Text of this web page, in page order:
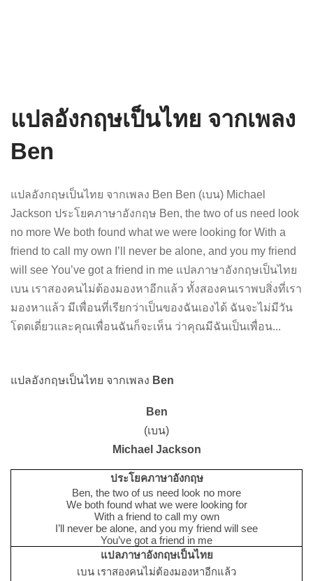
แปลอังกฤษเป็นไทย จากเพลง
Ben
แปลอังกฤษเป็นไทย จากเพลง Ben Ben (เบน) Michael
Jackson ประโยคภาษาอังกฤษ Ben, the two of us need look
no more We both found what we were looking for With a
friend to call my own I’ll never be alone, and you my friend
will see You’ve got a friend in me แปลภาษาอังกฤษเป็นไทย
เบน เราสองคนไม่ต้องมองหาอีกแล้ว ทั้งสองคนเราพบสิ่งที่เรา
มองหาแล้ว มีเพื่อนที่เรียกว่าเป็นของฉันเองได้ ฉันจะไม่มีวัน
โดดเดี่ยวและคุณเพื่อนฉันก็จะเห็น ว่าคุณมีฉันเป็นเพื่อน...
แปลอังกฤษเป็นไทย จากเพลง Ben
Ben
(เบน)
Michael Jackson
ประโยคภาษาอังกฤษ
Ben, the two of us need look no more
We both found what we were looking for
With a friend to call my own
I’ll never be alone, and you my friend will see
You’ve got a friend in me
แปลภาษาอังกฤษเป็นไทย
เบน เราสองคนไม่ต้องมองหาอีกแล้ว